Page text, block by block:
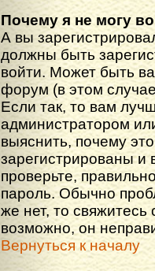
Почему я не могу
А вы
должны быть
войти. Может быть
форум (в этом
Если так, то вам
администратором
выяснить, почему
зарегистрированы и
проверьте,
пароль. Обычно
же нет, то
возможно, он
Вернуться к началу